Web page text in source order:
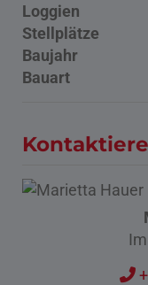
Loggien
Stellplätze
Baujahr
Bauart